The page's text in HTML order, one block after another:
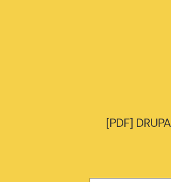
[PDF]